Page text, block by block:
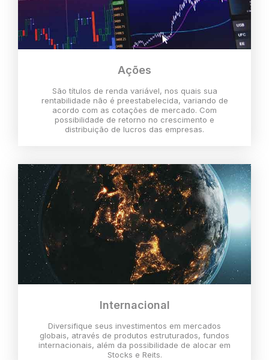
Ações
São títulos de renda variável, nos quais sua
rentabilidade não é preestabelecida, variando de
acordo com as cotações de mercado. Com
possibilidade de retorno no crescimento e
distribuição de lucros das empresas.
Internacional
Diversifique seus investimentos em mercados
globais, através de produtos estruturados, fundos
internacionais, além da possibilidade de alocar em
Stocks e Reits.